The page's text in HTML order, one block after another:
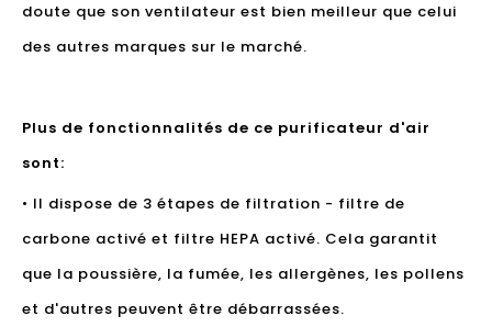
doute que son ventilateur est bien meilleur que celui
des autres marques sur le marché.
Plus de fonctionnalités de ce purificateur d'air
sont:
• Il dispose de 3 étapes de filtration - filtre de
carbone activé et filtre HEPA activé. Cela garantit
que la poussière, la fumée, les allergènes, les pollens
et d'autres peuvent être débarrassées.